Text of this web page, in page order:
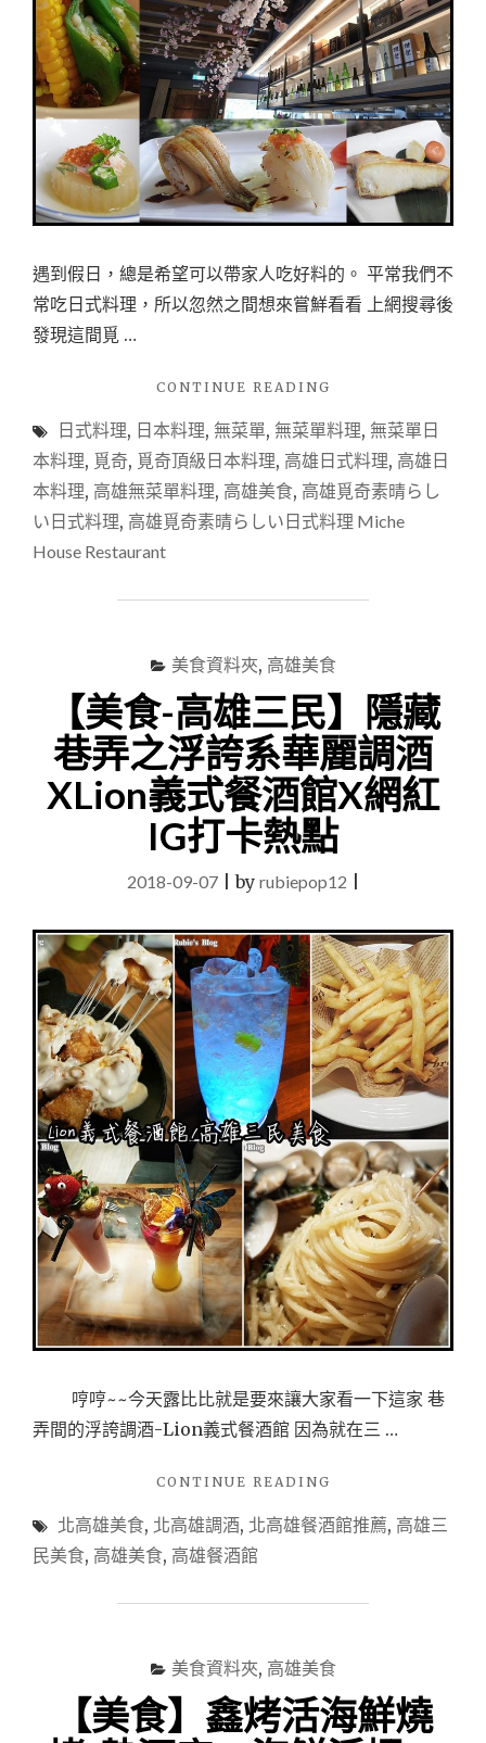
遇到假日，總是希望可以帶家人吃好料的。 平常我們不
常吃日式料理，所以忽然之間想來嘗鮮看看 上網搜尋後
發現這間覓 …
CONTINUE READING
高
雄
食。
極
料
｜
高
雄
覓
奇
素
晴
し
日
式
料
理
MICHE
HOUSE
RESTAURANT。"
日式料理, 日本料理, 無菜單, 無菜單料理, 無菜單日
本料理, 覓奇, 覓奇頂級日本料理, 高雄日式料理, 高雄日
本料理, 高雄無菜單料理, 高雄美食, 高雄覓奇素晴らし
い日式料理, 高雄覓奇素晴らしい日式料理 Miche
House Restaurant
美食資料夾, 高雄美食
【美食-高雄三民】隱藏
巷弄之浮誇系華麗調酒
XLion義式餐酒館X網紅
IG打卡熱點
2018-09-07|by rubiepop12
哼哼~~今天露比比就是要來讓大家看一下這家 巷
弄間的浮誇調酒-Lion義式餐酒館 因為就在三 …
CONTINUE READING
高
巷
之
浮
北高雄美食, 北高雄調酒, 北高雄餐酒館推薦, 高雄三
民美食, 高雄美食, 高雄餐酒館
美食資料夾, 高雄美食
【美食】鑫烤活海鮮燒